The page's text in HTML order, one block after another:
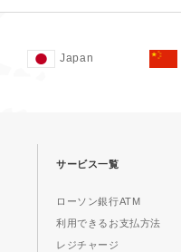
Japan
サービス一覧
ローソン銀行ATM
利用できるお支払方法
レジチャージ